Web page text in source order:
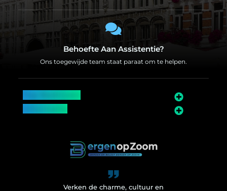
Behoefte Aan Assistentie?
Ons toegewijde team staat paraat om te helpen.
Verken de charme, cultuur en